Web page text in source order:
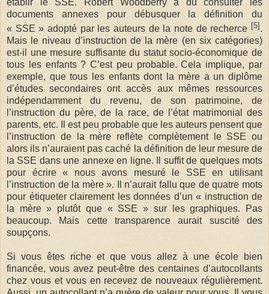
établir le SSE. Robert Woodberry a dû consulter les
documents annexes pour débusquer la définition du
« SSE » adopté par les auteurs de la note de recherce [5] .
Mais le niveau d’instruction de la mère (en six catégories)
est-il une mesure suffisante du statut socio-économique de
tous les enfants ? C’est peu probable. Cela implique, par
exemple, que tous les enfants dont la mère a un diplôme
d’études secondaires ont accès aux mêmes ressources
indépendamment du revenu, de son patrimoine, de
l’instruction du père, de la race, de l’état matrimonial des
parents, etc. Il est peu probable que les auteurs pensent que
l’instruction de la mère reflète complètement le SSE ou
alors ils n’auraient pas caché la définition de leur mesure de
la SSE dans une annexe en ligne. Il suffit de quelques mots
pour écrire « nous avons mesuré le SSE en utilisant
l’instruction de la mère ». Il n’aurait fallu que de quatre mots
pour étiqueter clairement les données d’un « instruction de
la mère » plutôt que « SSE » sur les graphiques. Pas
beaucoup. Mais cette transparence aurait suscité des
soupçons.
Si vous êtes riche et que vous allez à une école bien
financée, vous avez peut-être des centaines d’autocollants
chez vous et vous en recevez de nouveaux régulièrement.